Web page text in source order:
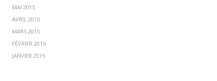
MAI 2015
AVRIL 2015
MARS 2015
FÉVRIER 2015
JANVIER 2015